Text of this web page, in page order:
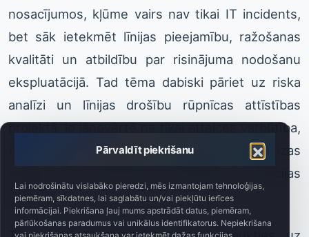
Pārvaldīt piekrišanu
Lai nodrošinātu vislabāko pieredzi, mēs izmantojam tehnoloģijas,
piemēram, sīkdatnes, lai saglabātu un/vai piekļūtu ierīces
informācijai. Piekrišana ļauj mums apstrādāt datus, piemēram,
pārlūkošanas paradumus vai unikālus identifikatorus. Nepiekrišana
nosacījumos, kļūme vairs nav tikai IT incidents,
bet sāk ietekmēt līnijas pieejamību, ražošanas
kvalitāti un atbildību par risinājuma nodošanu
ekspluatācijā. Tad tēma dabiski pāriet uz riska
analīzi un līnijas drošību rūpnīcas attīstības
projektā, jo jānovērtē ne tikai atteices varbūtība,
bet arī nepareizas informācijas, nepareizas
secības un operatora nepareizas reakcijas
sekas.